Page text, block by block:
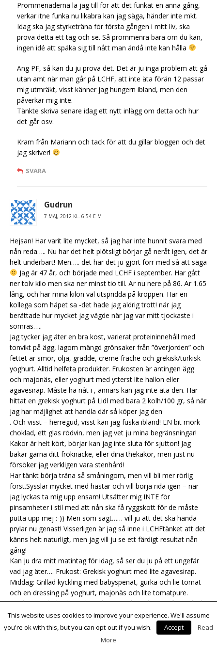
Prommenaderna la jag till för att det funkat en anna gång,
verkar itne funka nu likabra kan jag säga, händer inte mkt.
Idag ska jag styrketräna för första gången i mitt liv, ska
prova detta ett tag och se. Så prommenra bara om du kan,
ingen idé att späka sig till nått man ändå inte kan hålla
Ang PF, så kan du ju prova det. Det är ju inga problem att gå
utan amt när man går på LCHF, att inte äta förän 12 passar
mig utmräkt, visst känner jag hungern ibland, men den
påverkar mig inte.
Tänkte skriva senare idag ett nytt inlägg om detta och hur
det går osv.
Kram från Mariann och tack för att du gillar bloggen och det
jag skriver!
SVARA
Gudrun
7 MAJ, 2012 KL. 6:54 E M
Hejsan! Har varit lite mycket, så jag har inte hunnit svara med
nån reda….. Nu har det helt plötsligt börjar gå neråt igen, det är
helt underbart! Men….. det har det ju gjort förr med så att säga
Jag är 47 år, och började med LCHF i september. Har gått
ner tolv kilo men ska ner minst tio till. Är nu nere på 86. Är 1.65
lång, och har mina kilon väl utspridda på kroppen. Har en
kollega som häpet sa -det hade jag aldrig trott! när jag
berättade hur mycket jag vägde när jag var mitt tjockaste i
somras…..
Jag tycker jag äter en bra kost, varierat proteininnehåll med
tonvikt på ägg, lagom mängd grönsaker från ”överjorden” och
fettet är smör, olja, grädde, creme frache och grekisk/turkisk
yoghurt. Alltid helfeta produkter. Frukosten är antingen ägg
och majonäs, eller yoghurt med ytterst lite hallon eller
agavesirap. Måste ha nåt i , annars kan jag inte äta den. Har
hittat en grekisk yoghurt på Lidl med bara 2 kolh/100 gr, så när
jag har mäjlighet att handla där så köper jag den
. Och visst – herregud, visst kan jag fuska ibland! EN bit mörk
choklad, ett glas rödvin, men jag vet ju mina begränsningar!
Kakor är helt kört, börjar kan jag inte sluta för sjutton! Jag
bakar gärna ditt fröknäcke, eller dina thekakor, men just nu
försöker jag verkligen vara stenhård!
Har tänkt börja träna så småningom, men vill bli mer rörlig
först.Sysslar mycket med hästar och vill börja rida igen – när
jag lyckas ta mig upp ensam! Utsätter mig INTE för
pinsamheter i stil med att nån ska få ryggskott för de måste
putta upp mej :-)) Men som sagt…… vill ju att det ska hända
prylar nu genast! Visserligen är jag så inne i LCHFtänket att det
känns helt naturligt, men jag vill ju se ett färdigt resultat nån
gång!
Kan ju dra mitt matintag för idag, så ser du ju på ett ungefär
vad jag äter…. Frukost: Grekisk yoghurt med lite agavesirap.
Middag: Grillad kyckling med babyspenat, gurka och lie tomat
och en dressing på yoghurt, majonäs och lite tomatpure.
Kvällsmat: Fläskschnitzel , troligen med trattkantareller, sallad
och bearnaisesås. Mellanmål brukar inte hinnas med direkt….
Blir jag sen sugen på kvällen så kan jag ta lite glass ( du har
givit mig tipset att smälta ner sukrinet i lite av grädden som
This website uses cookies to improve your experience. We'll assume
you're ok with this, but you can opt-out if you wish.
Accept
Read
More